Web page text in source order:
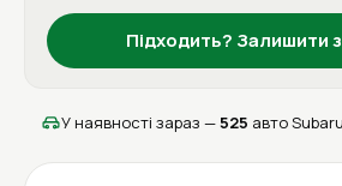
Підходить? Залишити
У наявності зараз —525 авто